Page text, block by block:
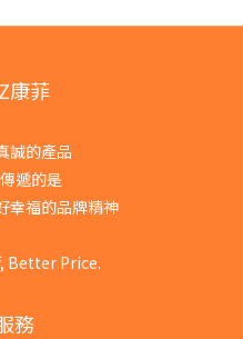
康菲
誠的產品
遞的是
幸福的品牌精神
Price.
務